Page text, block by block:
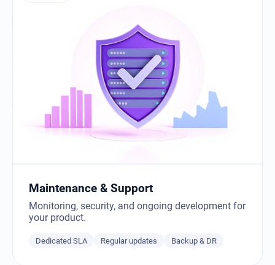
Maintenance & Support
Monitoring, security, and ongoing development for
your product.
Dedicated SLA Regular updates Backup & DR